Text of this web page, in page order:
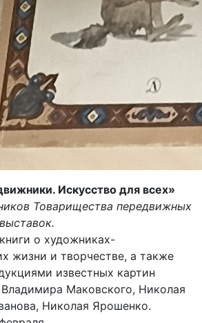
Искусство для всех»
Товарищества передвижных
о художниках-
жизни и творчестве, а также
известных картин
Маковского, Николая
Николая Ярошенко.